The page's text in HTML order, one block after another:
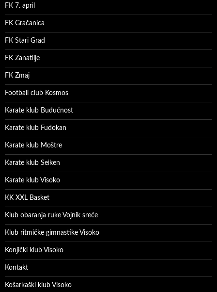
FK 7. april
FK Gračanica
FK Stari Grad
FK Zanatlije
FK Zmaj
Football club Kosmos
Karate klub Budućnost
Karate klub Fudokan
Karate klub Moštre
Karate klub Seiken
Karate klub Visoko
KK XXL Basket
Klub obaranja ruke Vojnik sreće
Klub ritmičke gimnastike Visoko
Konjički klub Visoko
Kontakt
Košarkaški klub Visoko